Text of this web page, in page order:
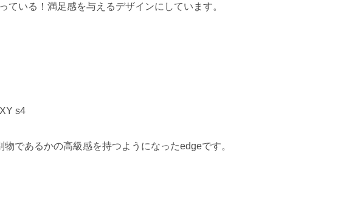
ている！満足感を与えるデザインにしています。
s4
であるかの高級感を持つようになったedgeです。